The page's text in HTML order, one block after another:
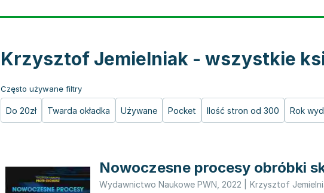
Krzysztof Jemielniak - wszystkie
Często używane filtry
Do 20zł Twarda okładka Używane Pocket Ilość stron od 300 Rok
Nowoczesne procesy obróbki
Wydawnictwo Naukowe PWN 2022 Krzysztof